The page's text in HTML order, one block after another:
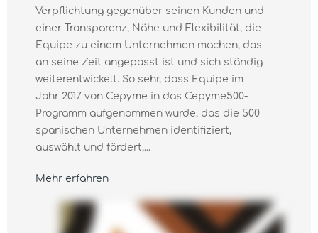
Verpflichtung gegenüber seinen Kunden und
einer Transparenz, Nähe und Flexibilität, die
Equipe zu einem Unternehmen machen, das
an seine Zeit angepasst ist und sich ständig
weiterentwickelt. So sehr, dass Equipe im
Jahr 2017 von Cepyme in das Cepyme500-
Programm aufgenommen wurde, das die 500
spanischen Unternehmen identifiziert,
auswählt und fördert,...
Mehr erfahren